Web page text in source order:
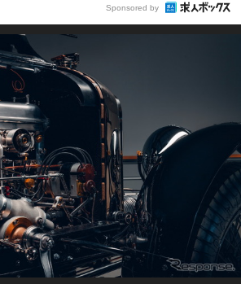
Sponsored by